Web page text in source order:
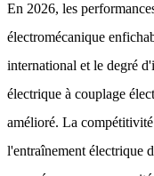
En 2026, les
électromécanique
international et le degré
électrique à couplage
amélioré. La
l'entraînement électrique